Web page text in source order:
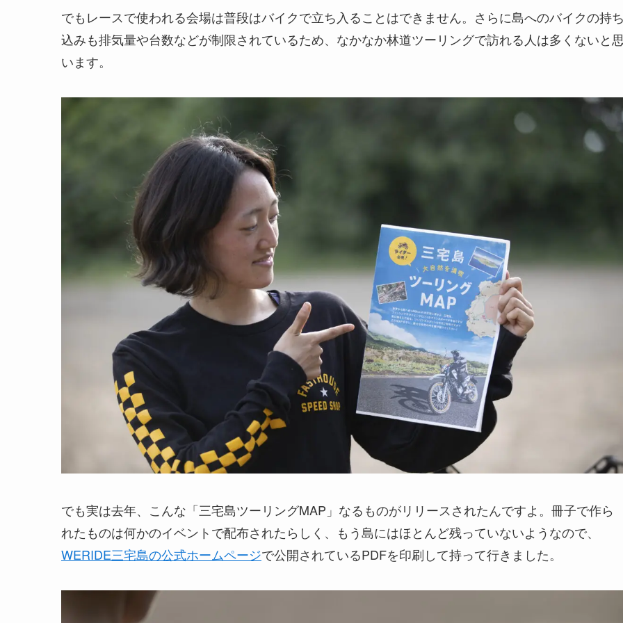
でもレースで使われる会場は普段はバイクで立ち入ることはできません。さらに島へのバイクの持
込みも排気量や台数などが制限されているため、なかなか林道ツーリングで訪れる人は多くないと
います。
でも実は去年、こんな「三宅島ツーリングMAP」なるものがリリースされたんですよ。冊子で作ら
れたものは何かのイベントで配布されたらしく、もう島にはほとんど残っていないようなので、
WERIDE三宅島の公式ホームページで公開されているPDFを印刷して持って行きました。